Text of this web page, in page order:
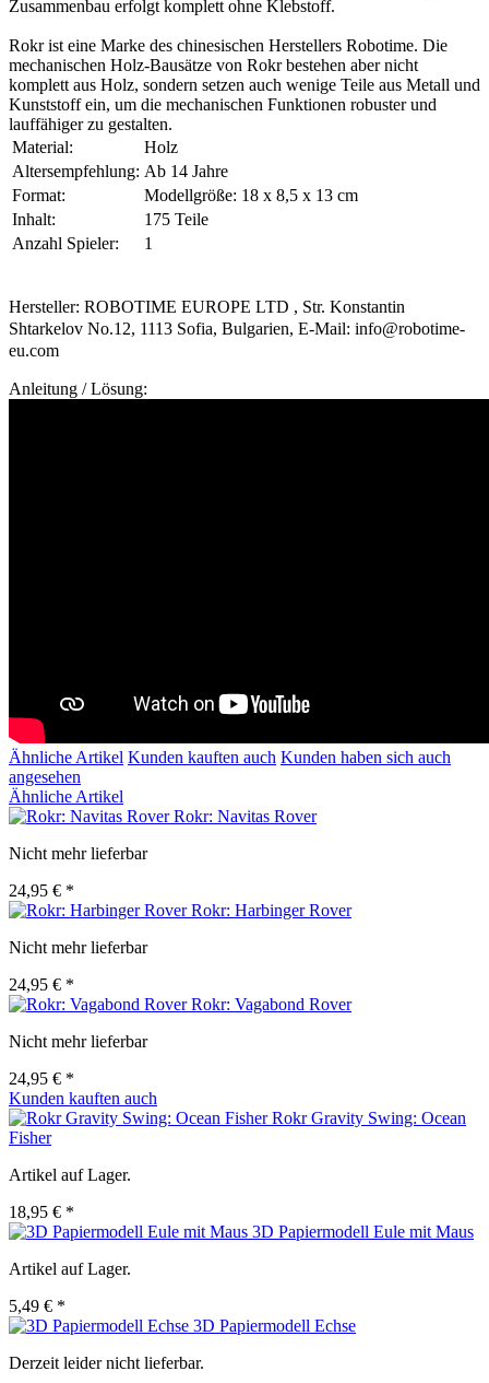
Zusammenbau erfolgt komplett ohne Klebstoff.
Rokr ist eine Marke des chinesischen Herstellers Robotime. Die
mechanischen Holz-Bausätze von Rokr bestehen aber nicht
komplett aus Holz, sondern setzen auch wenige Teile aus Metall und
Kunststoff ein, um die mechanischen Funktionen robuster und
lauffähiger zu gestalten.
Material:
Holz
Altersempfehlung: Ab 14 Jahre
Format:
Modellgröße: 18 x 8,5 x 13 cm
Inhalt:
175 Teile
Anzahl Spieler:
1
Hersteller: ROBOTIME EUROPE LTD , Str. Konstantin
Shtarkelov No.12, 1113 Sofia, Bulgarien, E-Mail: info@robotime-
eu.com
Anleitung / Lösung:
Ähnliche Artikel Kunden kauften auch Kunden haben sich auch
angesehen
Ähnliche Artikel
Rokr: Navitas Rover
Nicht mehr lieferbar
24,95 € *
Rokr: Harbinger Rover
Nicht mehr lieferbar
24,95 € *
Rokr: Vagabond Rover
Nicht mehr lieferbar
24,95 € *
Kunden kauften auch
Rokr Gravity Swing: Ocean
Fisher
Artikel auf Lager.
18,95 € *
3D Papiermodell Eule mit Maus
Artikel auf Lager.
5,49 € *
3D Papiermodell Echse
Derzeit leider nicht lieferbar.